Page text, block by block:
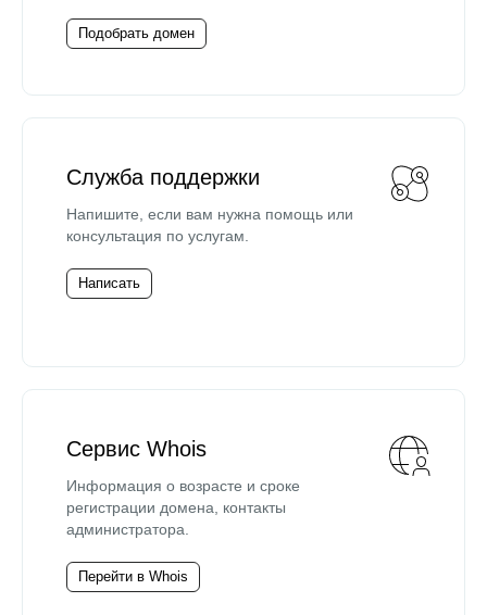
Подобрать домен
Служба поддержки
Напишите, если вам нужна помощь или
консультация по услугам.
Написать
Сервис Whois
Информация о возрасте и сроке
регистрации домена, контакты
администратора.
Перейти в Whois